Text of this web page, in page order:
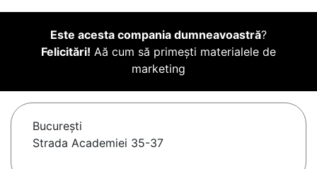
Este acesta compania dumneavoastră?
Felicitări! Aă cum să primești materialele de
marketing
Bucureşti
Strada Academiei 35-37